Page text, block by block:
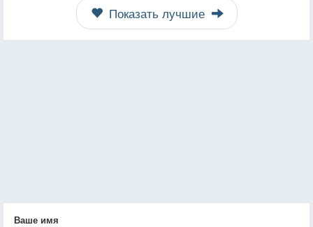
Показать лучшие
Ваше имя